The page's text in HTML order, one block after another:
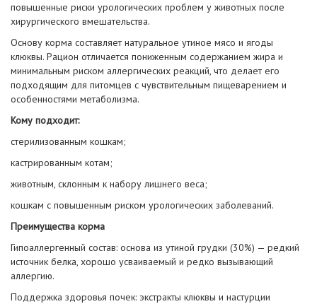
повышенные риски урологических проблем у животных после
хирургического вмешательства.
Основу корма составляет натуральное утиное мясо и ягоды
клюквы. Рацион отличается пониженным содержанием жира и
минимальным риском аллергических реакций, что делает его
подходящим для питомцев с чувствительным пищеварением и
особенностями метаболизма.
Кому подходит:
стерилизованным кошкам;
кастрированным котам;
животным, склонным к набору лишнего веса;
кошкам с повышенным риском урологических заболеваний.
Преимущества корма
Гипоаллергенный состав: основа из утиной грудки (30%) — редкий
источник белка, хорошо усваиваемый и редко вызывающий
аллергию.
Поддержка здоровья почек: экстракты клюквы и настурции